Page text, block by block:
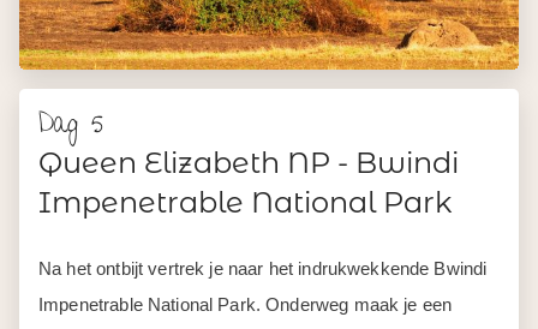
Dag 5
Queen Elizabeth NP - Bwindi
Impenetrable National Park
Na het ontbijt vertrek je naar het indrukwekkende Bwindi
Impenetrable National Park. Onderweg maak je een